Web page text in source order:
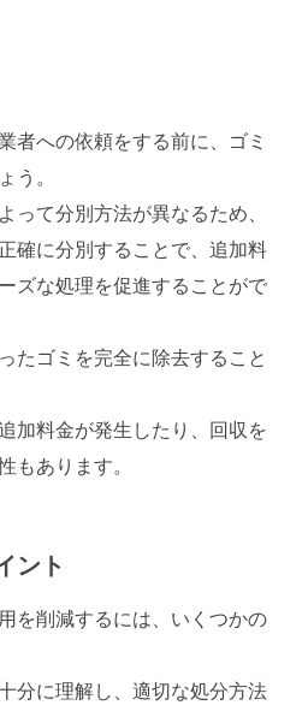
者への依頼をする前に、ゴミ
う。
って分別方法が異なるため、
確に分別することで、追加料
ズな処理を促進することがで
たゴミを完全に除去すること
加料金が発生したり、回収を
もあります。
ント
を削減するには、いくつかの
分に理解し、適切な処分方法